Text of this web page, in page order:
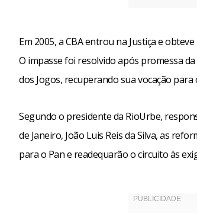
Em 2005, a CBA entrou na Justiça e
O impasse foi resolvido após promessa
dos Jogos, recuperando sua vocação
Segundo o presidente da RioUrbe,
de Janeiro, João Luis Reis da Silva, as
para o Pan e readequarão o circuito às